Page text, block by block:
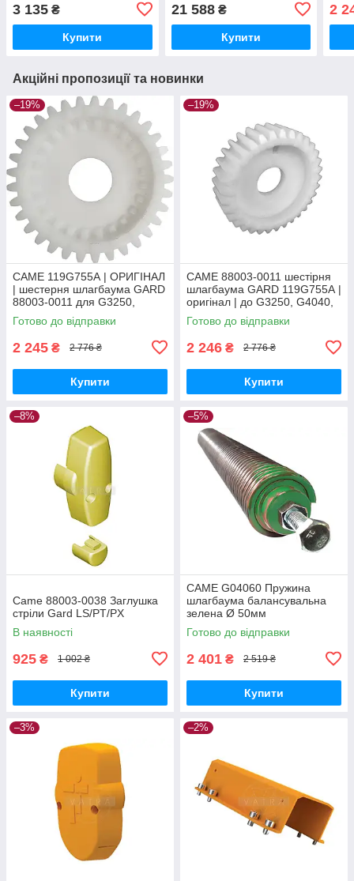
3 135 ₴
Купити
21 588₴
Купити
2
Акційні пропозиції та новинки
–19%
CAME 119G755А | ОРИГІНАЛ
| шестерня шлагбаума GARD
88003-0011 для G3250,
G4040, G6500, G4000, G6000
Готово до відправки
2 245 ₴ 2 776 ₴
Купити
–19%
CAME 88003-0011 шестірня
шлагбаума GARD 119G755А |
оригінал | до G3250, G4040,
G6500, G4000, G6000
Готово до відправки
2 246 ₴ 2 776 ₴
Купити
–8%
Came 88003-0038 Заглушка
стріли Gard LS/PT/PX
В наявності
925 ₴ 1 002 ₴
Купити
–5%
CAME G04060 Пружина
шлагбаума балансувальна
зелена Ø 50мм
Готово до відправки
2 401 ₴ 2 519 ₴
Купити
–3% –2%